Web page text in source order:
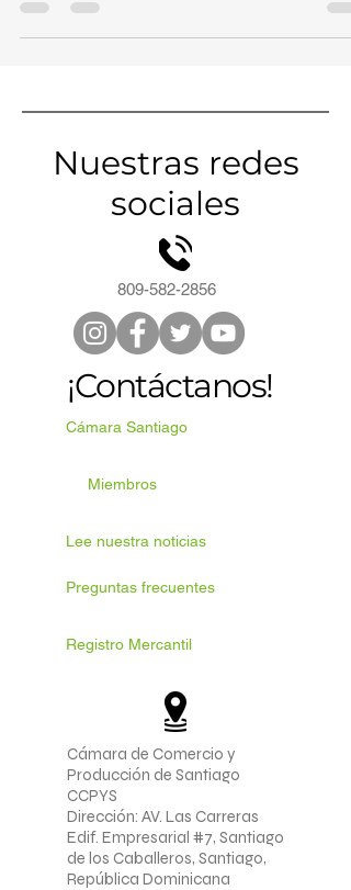
Nuestras redes
sociales
809-582-2856
¡Contáctanos!
Cámara Santiago
Miembros
Lee nuestra noticias
Preguntas frecuentes
Registro Mercantil
Cámara de Comercio y
Producción de Santiago
CCPYS
Dirección: AV. Las Carreras
Edif. Empresarial #7, Santiago
de los Caballeros, Santiago,
República Dominicana